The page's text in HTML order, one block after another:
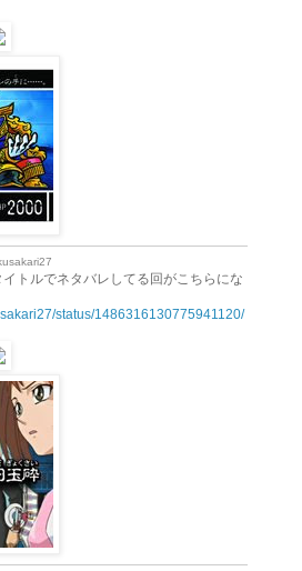
トルでネタバレしてる回がこちらにな
status/1486316130775941120/